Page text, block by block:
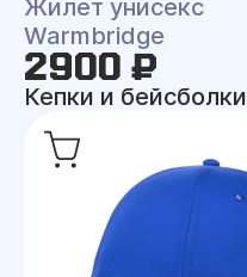
Жилет унисекс
Warmbridge
2900 ₽
Кепки и бейсболки